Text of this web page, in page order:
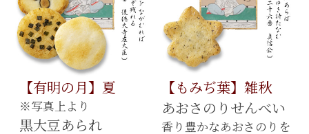
【有明の月】夏
※写真上より
黒大豆あられ
【もみぢ葉】雑秋
あおさのりせんべい
香り豊かなあおさのりを